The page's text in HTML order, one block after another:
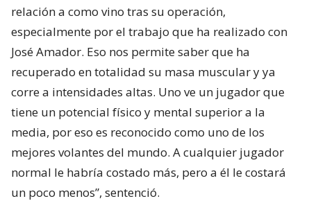
relación a como vino tras su operación,
especialmente por el trabajo que ha realizado con
José Amador. Eso nos permite saber que ha
recuperado en totalidad su masa muscular y ya
corre a intensidades altas. Uno ve un jugador que
tiene un potencial físico y mental superior a la
media, por eso es reconocido como uno de los
mejores volantes del mundo. A cualquier jugador
normal le habría costado más, pero a él le costará
un poco menos”, sentenció.